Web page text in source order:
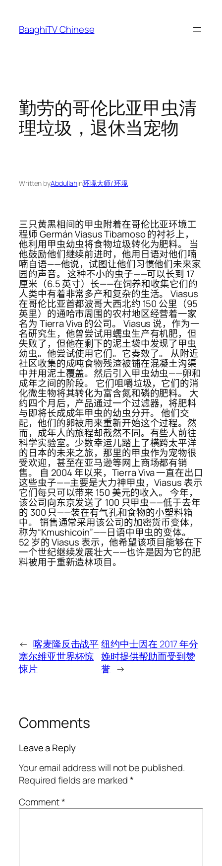
content
BaaghiTV Chinese
勤劳的哥伦比亚甲虫清
理垃圾，退休当宠物
Written byAbdullahin环境大师/ 环境
三只黄黑相间的甲虫附着在哥伦比亚环境工
程师 Germán Viasus Tibamoso 的衬衫上，
他利用甲虫幼虫将食物垃圾转化为肥料。 当
他鼓励他们继续前进时，他用日语对他们喃
喃自语——他说，试图让他们习惯他们未来家
园的声音。 这种不小的虫子——可以长到 17
厘米（6.5 英寸）长——在饲养和收集它们的
人类中有着非常多产和复杂的生活。 Viasus
在哥伦比亚首都波哥大西北约 150 公里（95
英里）的通哈市周围的农村地区经营着一家
名为 Tierra Viva 的公司。 Viasus 说，作为一
名研究生，他曾尝试用蠕虫生产有机肥，但
失败了，但他在剩下的泥土袋中发现了甲虫
幼虫。他尝试使用它们。它奏效了。 从附近
社区收集的成吨食物残渣被铺在混凝土沟渠
中并用泥土覆盖。然后引入甲虫幼虫——卵和
成年之间的阶段。 它们咀嚼垃圾，它们的消
化微生物将其转化为富含氮和磷的肥料。 大
约四个月后，产品通过一个过滤器，将肥料
与即将长成成年甲虫的幼虫分开。 他们交
配，他们的卵被用来重新开始这个过程。然
而，成年人的旅程却截然不同。有些人前往
科学实验室。少数幸运儿踏上了横跨太平洋
的日本的未来之旅，那里的甲虫作为宠物很
受欢迎，甚至在亚马逊等网上商场都有销
售。 自 2004 年以来，Tierra Viva 一直在出口
这些虫子——主要是大力神甲虫，Viasus 表示
它们每只可以带来 150 美元的收入。 今年，
该公司向东京发送了 100 只甲虫——低于去年
的 300 只——装在有气孔和食物的小塑料箱
中。 销售通常采用该公司的加密货币变体，
称为“Kmushicoin”——日语中甲虫的变体。
52 岁的 Viasus 表示，他希望该项目能够在下
一个世纪继续发展壮大——也许是因为它的肥
料被用于重新造林项目。
← 喀麦隆反击战平
塞尔维亚世界杯惊
悚片
纽约中士因在 2017 年分
娩时提供帮助而受到赞
誉 →
Comments
Leave a Reply
Your email address will not be published.
Required fields are marked*
Comment*